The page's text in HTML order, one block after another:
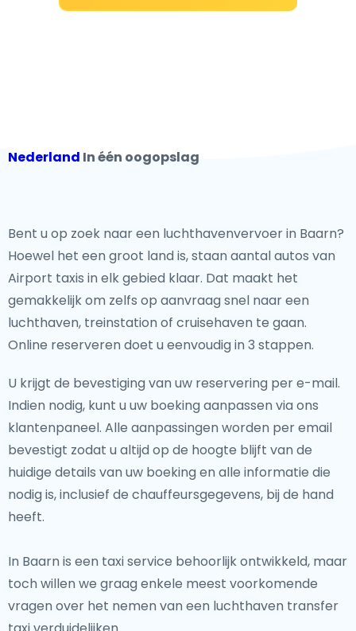
Nederland In één oogopslag
Bent u op zoek naar een luchthavenvervoer in Baarn?
Hoewel het een groot land is, staan aantal autos van
Airport taxis in elk gebied klaar. Dat maakt het
gemakkelijk om zelfs op aanvraag snel naar een
luchthaven, treinstation of cruisehaven te gaan.
Online reserveren doet u eenvoudig in 3 stappen.
U krijgt de bevestiging van uw reservering per e-mail.
Indien nodig, kunt u uw boeking aanpassen via ons
klantenpaneel. Alle aanpassingen worden per email
bevestigt zodat u altijd op de hoogte blijft van de
huidige details van uw boeking en alle informatie die
nodig is, inclusief de chauffeursgegevens, bij de hand
heeft.
In Baarn is een taxi service behoorlijk ontwikkeld, maar
toch willen we graag enkele meest voorkomende
vragen over het nemen van een luchthaven transfer